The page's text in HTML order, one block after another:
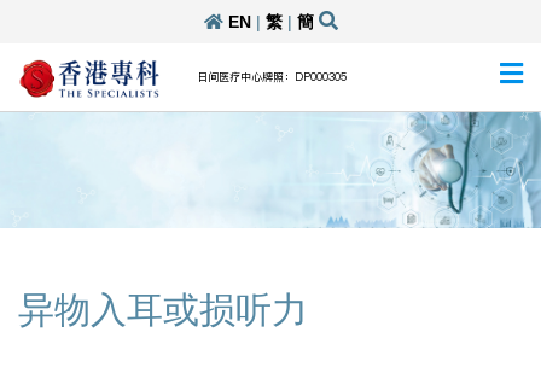
EN| 繁| 簡
日间医疗中心牌照：DP000305
异物入耳或损听力